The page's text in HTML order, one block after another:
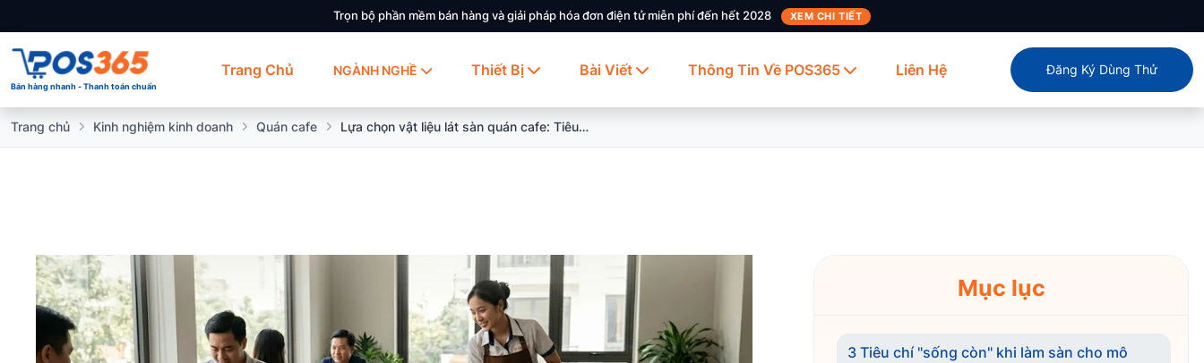
Trọn bộ phần mềm bán hàng và giải pháp hóa đơn điện tử miễn phí đến hết 2028 XEM CHI TIẾT
Bán hàng nhanh - Thanh toán chuẩn
Trang Chủ NGÀNH NGHỀ Thiết Bị Bài Viết Thông Tin Về POS365 Liên Hệ Đăng Ký Dùng Thử
Trang chủ Kinh nghiệm kinh doanh Quán cafe Lựa chọn vật liệu lát sàn quán cafe: Tiêu chí chống trơn, dễ lau dọn
Mục lục
3 Tiêu chí "sống còn" khi làm sàn cho mô